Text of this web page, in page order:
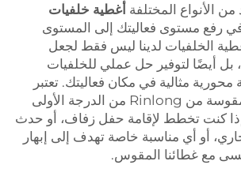
الأنواع المختلفةأغطية خلفيات
مستوى فعاليتك إلى المستوى
الخلفيات لدينا ليس فقط لجعل
بل أيضًا لتوفير حل عملي للخلفيات
مثالية في مكان فعاليتك. تعتبر
أغطية الخلفيات المقوسة من Rinlong من الدرجة الأولى
كنت تخطط لإقامة حفل زفاف، أو حدث
أو أي مناسبة خاصة تهدف إلى إبهار
مع غطائنا المقوس.